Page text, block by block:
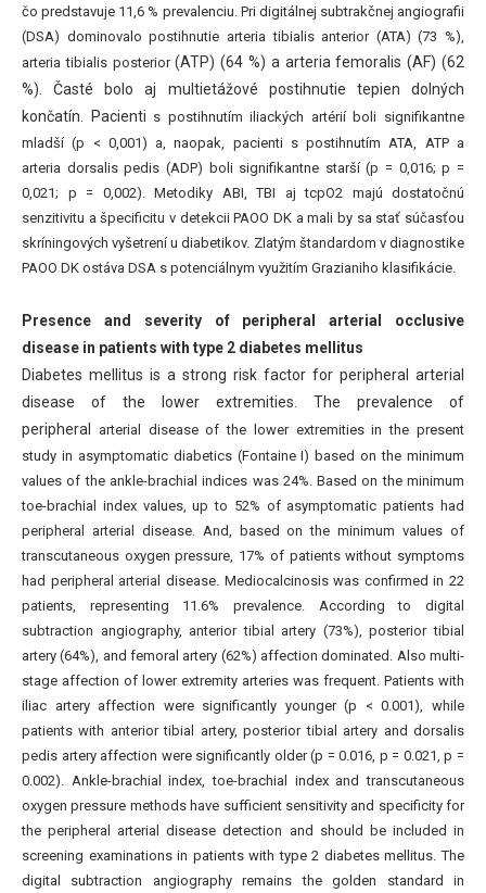
čo predstavuje 11,6 % prevalenciu. Pri digitálnej subtrakčnej angiografii
(DSA) dominovalo postihnutie arteria tibialis anterior (ATA) (73 %),
arteria tibialis posterior(ATP) (64 %) a arteria femoralis (AF) (62
%). Časté bolo aj multietážové postihnutie tepien dolných
končatín. Pacienti s postihnutím iliackých artérií boli signifikantne
mladší (p < 0,001) a, naopak, pacienti s postihnutím ATA, ATP a
arteria dorsalis pedis (ADP) boli signifikantne starší (p = 0,016; p =
0,021; p = 0,002). Metodiky ABI, TBI aj tcpO2 majú dostatočnú
senzitivitu a špecificitu v detekcii PAOO DK a mali by sa stať súčasťou
skríningových vyšetrení u diabetikov. Zlatým štandardom v diagnostike
PAOO DK ostáva DSA s potenciálnym využitím Grazianiho klasifikácie.
Presence and severity of peripheral arterial occlusive
disease in patients with type 2 diabetes mellitus
Diabetes mellitus is a strong risk factor for peripheral arterial
disease of the lower extremities. The prevalence of
peripheral arterial disease of the lower extremities in the present
study in asymptomatic diabetics (Fontaine I) based on the minimum
values of the ankle-brachial indices was 24%. Based on the minimum
toe-brachial index values, up to 52% of asymptomatic patients had
peripheral arterial disease. And, based on the minimum values of
transcutaneous oxygen pressure, 17% of patients without symptoms
had peripheral arterial disease. Mediocalcinosis was confirmed in 22
patients, representing 11.6% prevalence. According to digital
subtraction angiography, anterior tibial artery (73%), posterior tibial
artery (64%), and femoral artery (62%) affection dominated. Also multi-
stage affection of lower extremity arteries was frequent. Patients with
iliac artery affection were significantly younger (p < 0.001), while
patients with anterior tibial artery, posterior tibial artery and dorsalis
pedis artery affection were significantly older (p = 0.016, p = 0.021, p =
0.002). Ankle-brachial index, toe-brachial index and transcutaneous
oxygen pressure methods have sufficient sensitivity and specificity for
the peripheral arterial disease detection and should be included in
screening examinations in patients with type 2 diabetes mellitus. The
digital subtraction angiography remains the golden standard in